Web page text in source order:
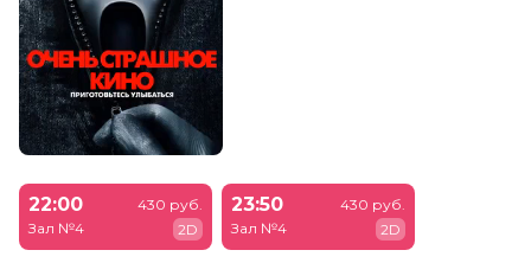
22:00
Зал №4
430 руб.
2D
23:50
Зал №4
430 руб.
2D